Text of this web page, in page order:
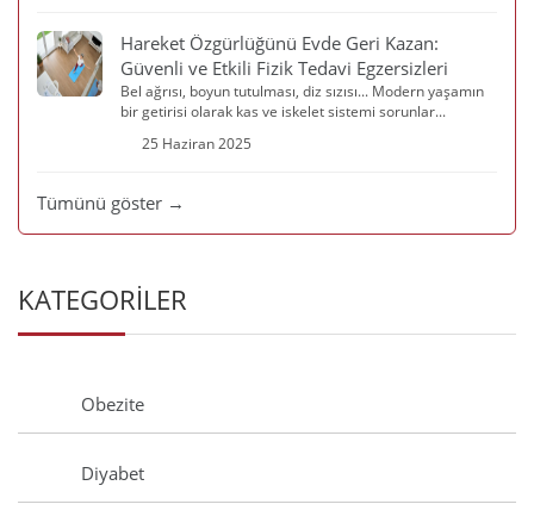
Hareket Özgürlüğünü Evde Geri Kazan:
Güvenli ve Etkili Fizik Tedavi Egzersizleri
Bel ağrısı, boyun tutulması, diz sızısı... Modern yaşamın
bir getirisi olarak kas ve iskelet sistemi sorunlar...
25 Haziran 2025
Tümünü göster →
KATEGORİLER
Obezite
Diyabet